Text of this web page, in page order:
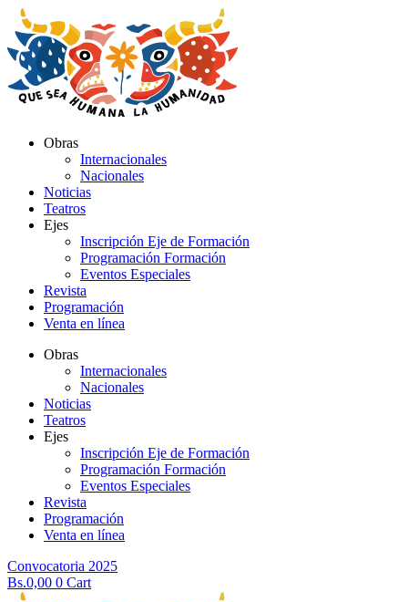
al
contenido
Obras
Internacionales
Nacionales
Noticias
Teatros
Ejes
Inscripción Eje de Formación
Programación Formación
Eventos Especiales
Revista
Programación
Venta en línea
Obras
Internacionales
Nacionales
Noticias
Teatros
Ejes
Inscripción Eje de Formación
Programación Formación
Eventos Especiales
Revista
Programación
Venta en línea
Convocatoria 2025
Bs.0,00 0 Cart